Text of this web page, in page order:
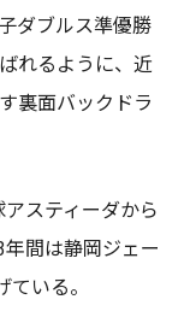
ダブルス準優勝
れるように、近
裏面バックドラ
スティーダから
間は静岡ジェー
いる。